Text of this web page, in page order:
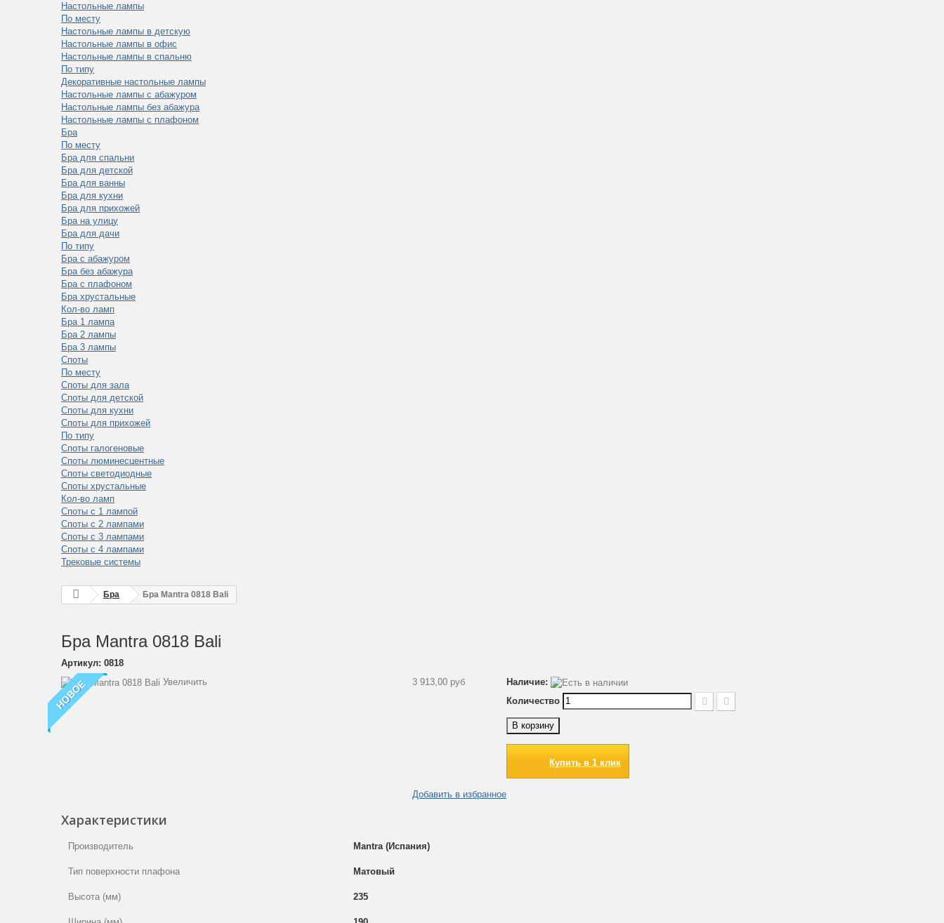
Настольные лампы
По месту
Настольные лампы в детскую
Настольные лампы в офис
Настольные лампы в спальню
По типу
Декоративные настольные лампы
Настольные лампы с абажуром
Настольные лампы без абажура
Настольные лампы с плафоном
Бра
По месту
Бра для спальни
Бра для детской
Бра для ванны
Бра для кухни
Бра для прихожей
Бра на улицу
Бра для дачи
По типу
Бра с абажуром
Бра без абажура
Бра с плафоном
Бра хрустальные
Кол-во ламп
Бра 1 лампа
Бра 2 лампы
Бра 3 лампы
Споты
По месту
Споты для зала
Споты для детской
Споты для кухни
Споты для прихожей
По типу
Споты галогеновые
Споты люминесцентные
Споты светодиодные
Споты хрустальные
Кол-во ламп
Споты с 1 лампой
Споты с 2 лампами
Споты с 3 лампами
Споты с 4 лампами
Трековые системы
Бра Бра Mantra 0818 Bali
Бра Mantra 0818 Bali
Артикул: 0818
НОВОЕ Увеличить 3 913,00 руб
Добавить в избранное
Наличие:
Количество
В корзину
Купить в 1 клик
Характеристики
Производитель Mantra (Испания)
Тип поверхности плафона Матовый
Высота (мм) 235